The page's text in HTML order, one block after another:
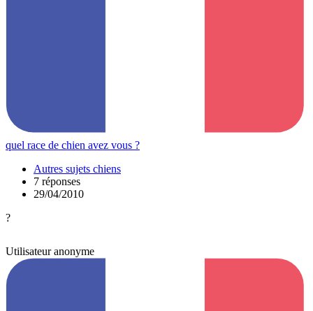
quel race de chien avez vous ?
Autres sujets chiens
7 réponses
29/04/2010
?
Utilisateur anonyme